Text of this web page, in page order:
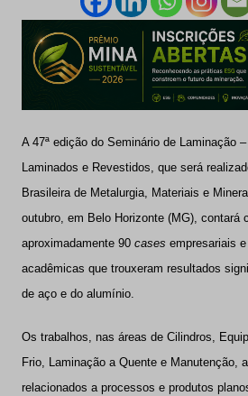
A 47ª edição do Seminário de Laminação
Laminados e Revestidos, que será
Brasileira de Metalurgia, Materiais e
outubro, em Belo Horizonte (MG), contará
aproximadamente 90 cases empresariais
acadêmicas que trouxeram resultados
de aço e do alumínio.
Os trabalhos, nas áreas de Cilindros,
Frio, Laminação a Quente e Manutenção,
relacionados a processos e produtos